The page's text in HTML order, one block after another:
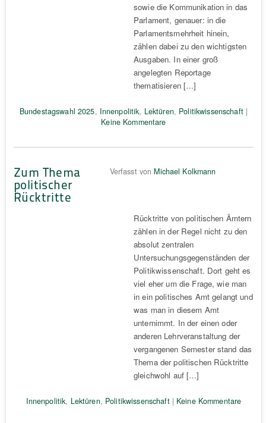
sowie die Kommunikation in das
Parlament, genauer: in die
Parlamentsmehrheit hinein,
zählen dabei zu den wichtigsten
Ausgaben. In einer groß
angelegten Reportage
thematisieren […]
Bundestagswahl 2025, Innenpolitik, Lektüren, Politikwissenschaft|
Keine Kommentare
Zum Thema
politischer
Rücktritte
Verfasst von Michael Kolkmann
Rücktritte von politischen Ämtern
zählen in der Regel nicht zu den
absolut zentralen
Untersuchungsgegenständen der
Politikwissenschaft. Dort geht es
viel eher um die Frage, wie man
in ein politisches Amt gelangt und
was man in diesem Amt
unternimmt. In der einen oder
anderen Lehrveranstaltung der
vergangenen Semester stand das
Thema der politischen Rücktritte
gleichwohl auf […]
Innenpolitik, Lektüren, Politikwissenschaft| Keine Kommentare